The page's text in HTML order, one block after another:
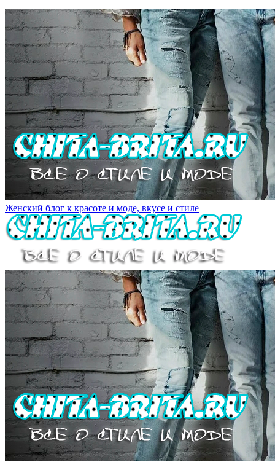
Женский блог к красоте и моде, вкусе и стиле